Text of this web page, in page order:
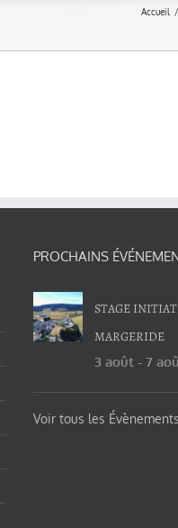
Accueil /
PROCHAINS
STAGE
MARGERIDE
3 août -7
Voir tous les Évènements